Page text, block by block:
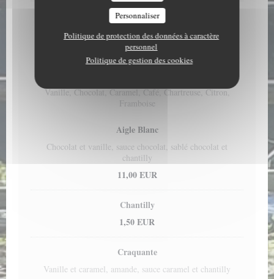
Personnaliser
Politique de protection des données à caractère
personnel
Politique de gestion des cookies
Assiette de fromages affinés
12,00 EUR
Les Glaces
Vanille, Chocolat, Caramel, Café, Chartreuse, Citron,
Framboise
Aigle Blanc
Chocolat et vanille, sauce chocolat, sablé chocolat et
chantilly
11,00 EUR
Chantilly
1,50 EUR
Craquante
Vanille et caramel, amande, sauce caramel et chantilly